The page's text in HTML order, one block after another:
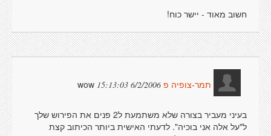
חשוב מאוד - יישר כוח!
תמר-צופיה פ 6/2/2006 15:13:03
wow
בעיני מעביר בצורה שלא משתמעת ל2 פנים את הפירוש שלך
ל"על אלה אני בוכיה". לדעתי האישית ביותר הכיתוב קצת